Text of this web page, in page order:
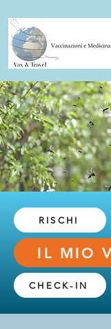
RISCHI
IL MIO
CHECK-IN